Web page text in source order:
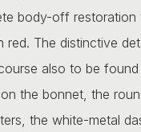
body-off restoration
red. The distinctive
also to be
the bonnet, the
the white-metal